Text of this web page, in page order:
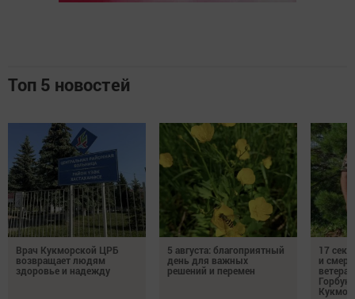
Топ 5 новостей
Врач Кукморской ЦРБ
возвращает людям
здоровье и надежду
5 августа: благоприятный
день для важных
решений и перемен
17
и